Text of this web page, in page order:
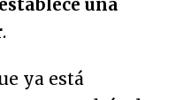
.
ya está